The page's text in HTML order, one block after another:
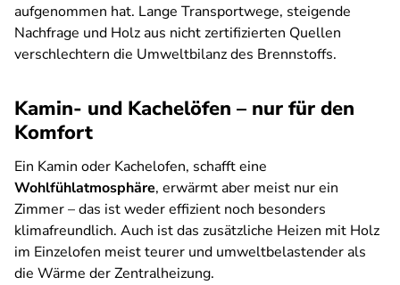
aufgenommen hat. Lange Transportwege, steigende
Nachfrage und Holz aus nicht zertifizierten Quellen
verschlechtern die Umweltbilanz des Brennstoffs.
Kamin- und Kachelöfen – nur für den
Komfort
Ein Kamin oder Kachelofen, schafft eine
Wohlfühlatmosphäre, erwärmt aber meist nur ein
Zimmer – das ist weder effizient noch besonders
klimafreundlich. Auch ist das zusätzliche Heizen mit Holz
im Einzelofen meist teurer und umweltbelastender als
die Wärme der Zentralheizung.